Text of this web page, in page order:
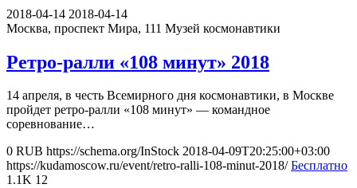
2018-04-14 2018-04-14
Москва, проспект Мира, 111 Музей космонавтики
Ретро-ралли «108 минут» 2018
14 апреля, в честь Всемирного дня космонавтики, в Москве
пройдет ретро-ралли «108 минут» — командное
соревнование…
0 RUB https://schema.org/InStock 2018-04-09T20:25:00+03:00
https://kudamoscow.ru/event/retro-ralli-108-minut-2018/ Бесплатно
1.1K 12